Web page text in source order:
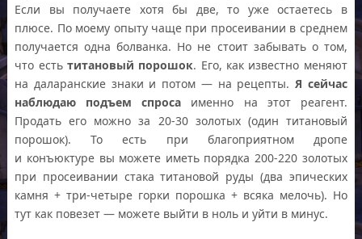
Если вы получаете хотя бы две, то уже остаетесь в
плюсе. По моему опыту чаще при просеивании в среднем
получается одна болванка. Но не стоит забывать о том,
что естьтитановый порошок. Его, как известно меняют
на даларанские знаки и потом — на рецепты. Я сейчас
наблюдаю подъем спроса именно на этот реагент.
Продать его можно за 20-30 золотых (один титановый
порошок). То есть при благоприятном дропе
и конъюктуре вы можете иметь порядка 200-220 золотых
при просеивании стака титановой руды (два эпических
камня + три-четыре горки порошка + всяка мелочь). Но
тут как повезет — можете выйти в ноль и уйти в минус.